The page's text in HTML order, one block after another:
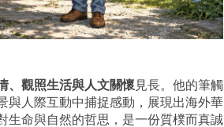
、觀照生活與人文關懷 見長。他的筆觸
與人際互動中捕捉感動，展現出海外華
生命與自然的哲思，是一份質樸而真誠